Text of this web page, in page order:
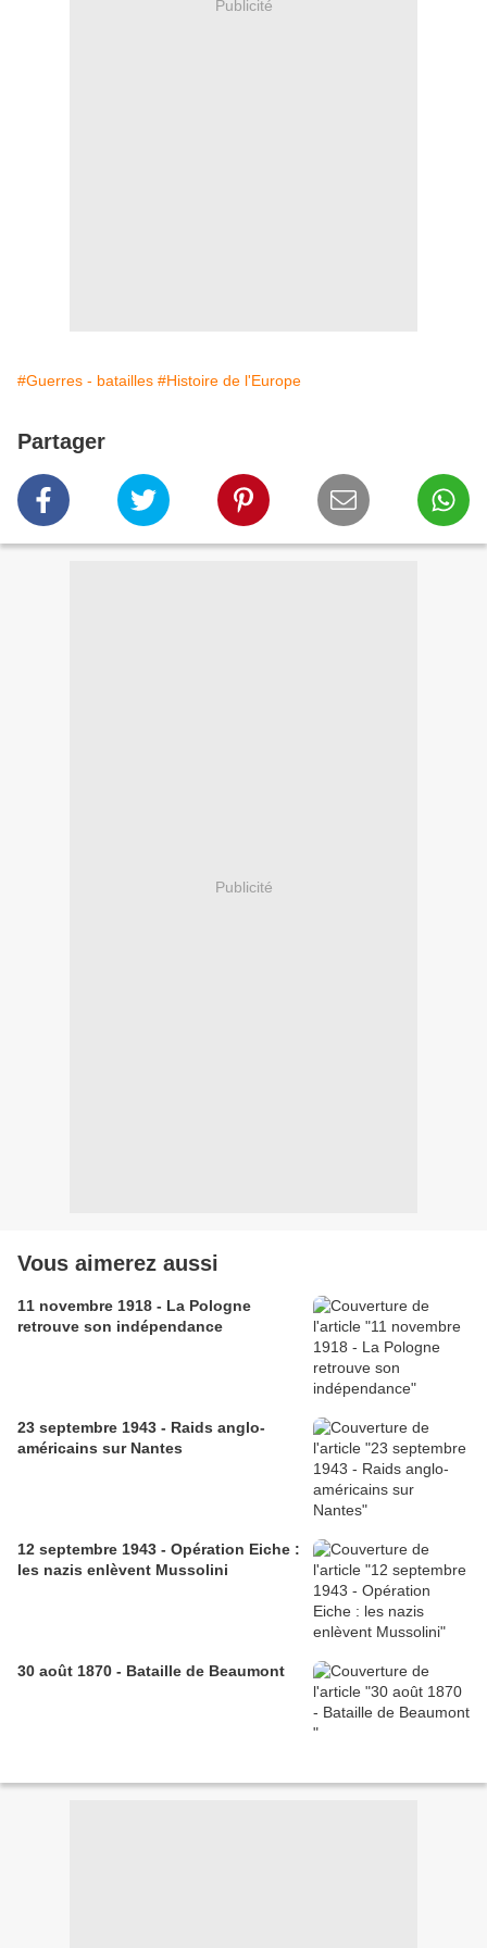
Publicité
#Guerres - batailles #Histoire de l'Europe
Partager
Publicité
Vous aimerez aussi
11 novembre 1918 - La Pologne
retrouve son indépendance
23 septembre 1943 - Raids anglo-
américains sur Nantes
12 septembre 1943 - Opération Eiche :
les nazis enlèvent Mussolini
30 août 1870 - Bataille de Beaumont